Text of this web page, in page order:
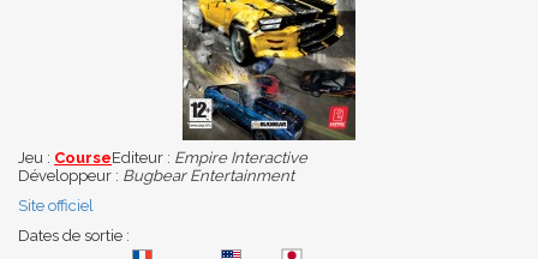
Jeu : CourseEditeur : Empire Interactive
Développeur : Bugbear Entertainment
Site officiel
Dates de sortie :